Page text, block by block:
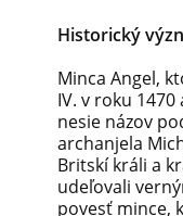
Historický
Minca Angel,
IV. v roku
nesie názov
archanjela
Britskí králi a
udeľovali
povesť mince,